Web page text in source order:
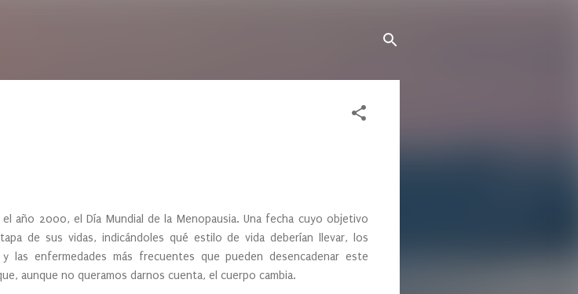
año 2000, el Día Mundial de la Menopausia. Una fecha cuyo objetivo
de sus vidas, indicándoles qué estilo de vida deberían llevar, los
enfermedades más frecuentes que pueden desencadenar este
aunque no queramos darnos cuenta, el cuerpo cambia.